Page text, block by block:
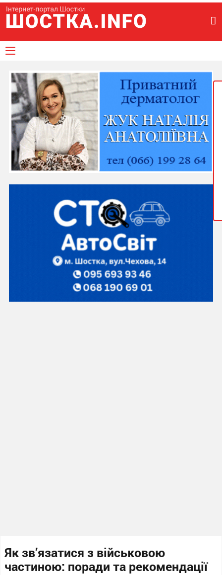
Як зв’язатися з військовою
частиною: поради та рекомендації